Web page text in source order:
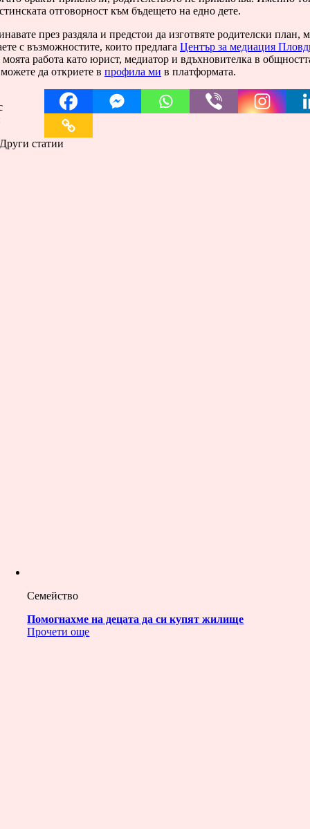
отговорност към бъдещето на едно дете.
през раздяла и предстои да изготвяте родителски план,
с възможностите, които предлага Център за медиация
моята работа като юрист, медиатор и вдъхновителка в
да откриете в профила ми в платформата.
Други статии
Семейство
Помогнахме на децата да си купят жилище
Прочети още